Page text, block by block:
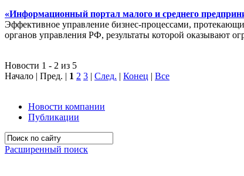
«Информационный портал малого и среднего
Эффективное управление бизнес-процессами,
органов управления РФ, результаты которой оказывают
Новости 1 - 2 из 5
Начало | Пред. | 1 2 3 | След. | Конец | Все
Новости компании
Публикации
Расширенный поиск